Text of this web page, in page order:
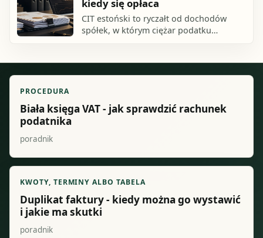
kiedy się opłaca
CIT estoński to ryczałt od dochodów
spółek, w którym ciężar podatku
zysku albo.
PROCEDURA
Biała księga VAT - jak sprawdzić rachunek
podatnika
poradnik
KWOTY, TERMINY ALBO TABELA
Duplikat faktury - kiedy można go wystawić
i jakie ma skutki
poradnik